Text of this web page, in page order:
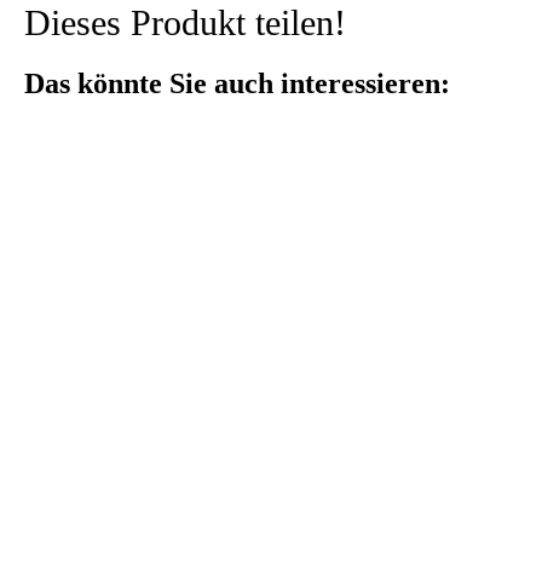
Dieses Produkt teilen!
Das könnte Sie auch interessieren: